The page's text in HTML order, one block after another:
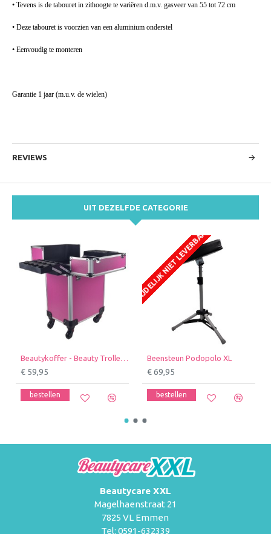
• Tevens is de tabouret in zithoogte te variëren d.m.v. gasveer van 55 tot 72 cm
• Deze tabouret is voorzien van een aluminium onderstel
• Eenvoudig te monteren
Garantie 1 jaar (m.u.v. de wielen)
REVIEWS
UIT DEZELFDE CATEGORIE
Beautykoffer - Beauty Trolley - Beautycase - Nagel Trolley - HA36: Roze
€ 59,95
bestellen
TIJDELIJK NIET LEVERBAAR
Beensteun Podopolo XL
€ 69,95
bestellen
Beautycare XXL
Magelhaenstraat 21
7825 VL Emmen
Tel: 0591-632339